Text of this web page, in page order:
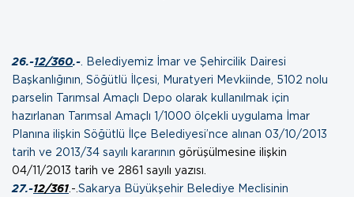
26.-12/360.- Belediyemiz İmar ve Şehircilik Dairesi
Başkanlığının, Söğütlü İlçesi, Muratyeri Mevkiinde, 5102 nolu
parselin Tarımsal Amaçlı Depo olarak kullanılmak için
hazırlanan Tarımsal Amaçlı 1/1000 ölçekli uygulama İmar
Planına ilişkin Söğütlü İlçe Belediyesi’nce alınan 03/10/2013
tarih ve 2013/34 sayılı kararının görüşülmesine ilişkin
04/11/2013 tarih ve 2861 sayılı yazısı.
27.-12/361 .-. Sakarya Büyükşehir Belediye Meclisinin